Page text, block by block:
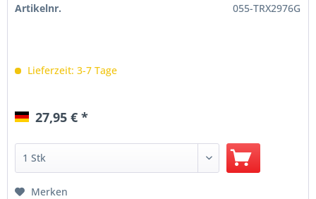
Artikelnr. 055-TRX2976G
Lieferzeit: 3-7 Tage
27,95 € *
Merken